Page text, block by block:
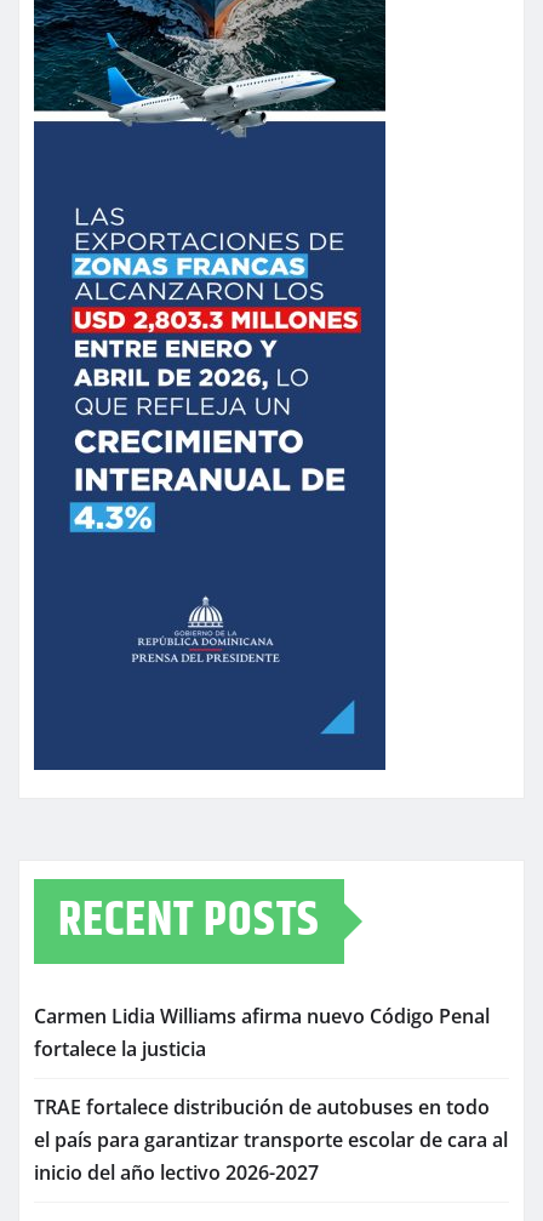
RECENT POSTS
Carmen Lidia Williams afirma nuevo Código Penal
fortalece la justicia
TRAE fortalece distribución de autobuses en todo
el país para garantizar transporte escolar de cara al
inicio del año lectivo 2026-2027